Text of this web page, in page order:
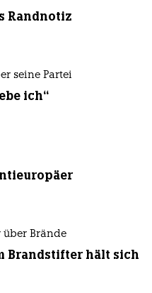
Randnotiz
seine Partei
ich“
über Brände
Brandstifter hält sich